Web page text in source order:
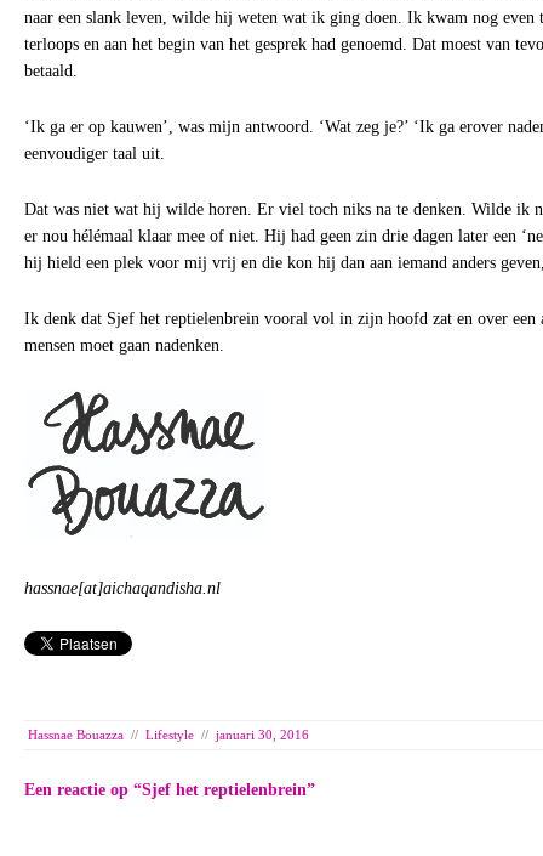
naar een slank leven, wilde hij weten wat ik ging doen. Ik kwam nog even
terloops en aan het begin van het gesprek had genoemd. Dat moest van
betaald.
‘Ik ga er op kauwen’, was mijn antwoord. ‘Wat zeg je?’ ‘Ik ga erover
eenvoudiger taal uit.
Dat was niet wat hij wilde horen. Er viel toch niks na te denken. Wilde ik
er nou hélémaal klaar mee of niet. Hij had geen zin drie dagen later een
hij hield een plek voor mij vrij en die kon hij dan aan iemand anders
Ik denk dat Sjef het reptielenbrein vooral vol in zijn hoofd zat en over een
mensen moet gaan nadenken.
hassnae[at]aichaqandisha.nl
Hassnae Bouazza // Lifestyle // januari 30, 2016
Een reactie op “Sjef het reptielenbrein”